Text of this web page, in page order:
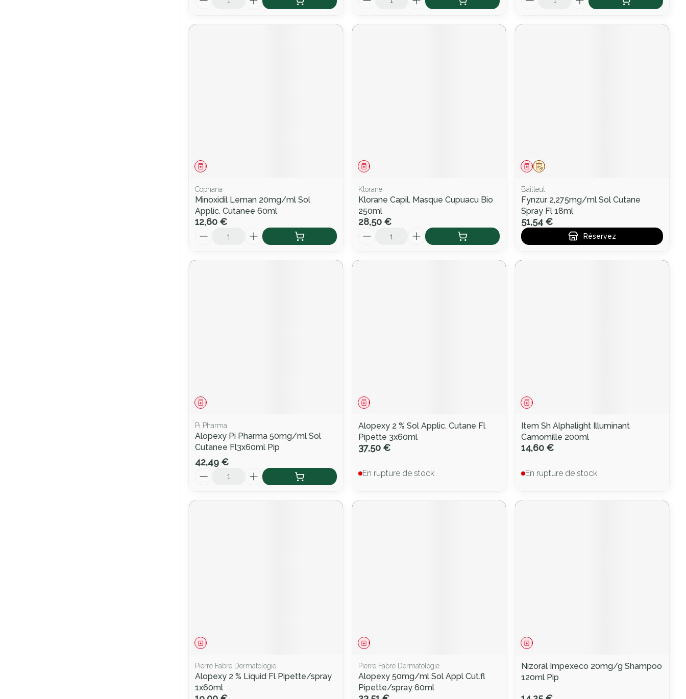
Médicament
Cophana
Minoxidil Leman 20mg/ml Sol
Applic. Cutanee 60ml
12,60 €
Médicament
Klorane
Klorane Capil. Masque Cupuacu Bio
250ml
28,50 €
Sur prescription
Médicament
Bailleul
Fynzur 2,275mg/ml Sol Cutane
Spray Fl 18ml
51,54 €
Réservez
Médicament
Pi Pharma
Alopexy Pi Pharma 50mg/ml Sol
Cutanee Fl3x60ml Pip
42,49 €
Médicament
Alopexy 2 % Sol Applic. Cutane Fl
Pipette 3x60ml
37,50 €
En rupture de stock
Médicament
Item Sh Alphalight Illuminant
Camomille 200ml
14,60 €
En rupture de stock
Médicament
Pierre Fabre Dermatologie
Alopexy 2 % Liquid Fl Pipette/spray
1x60ml
Médicament
Pierre Fabre Dermatologie
Alopexy 50mg/ml Sol Appl Cut.fl
Pipette/spray 60ml
Médicament
Nizoral Impexeco 20mg/g Shampoo
120ml Pip